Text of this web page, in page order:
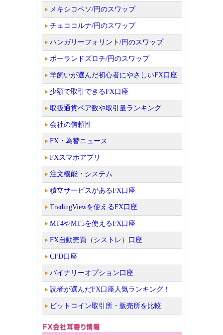
メキシコペソ/円のスワップ
チェココルナ/円のスワップ
ハンガリーフォリント/円のスワップ
ポーランドズロチ/円のスワップ
羊飼いが選んだ初心者にやさしいFX口座
少額で取引できるFX口座
取扱通貨ペア数や取引量ランキング
会社の信頼性
FX・為替ニュース
FXスマホアプリ
注文機能・システム
積立サービスがあるFX口座
TradingViewを使えるFX口座
MT4やMT5を使えるFX口座
FX自動売買（シストレ）口座
CFD口座
バイナリーオプション口座
読者が選んだFX口座人気ランキング！
ビットコイン取引所・販売所を比較